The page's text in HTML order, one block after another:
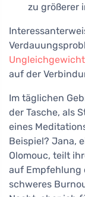
zu größerer
auf der
Im täglichen
der Tasche, als
eines
Beispiel? Jana,
Olomouc, teilt
auf Empfehlung
schweres